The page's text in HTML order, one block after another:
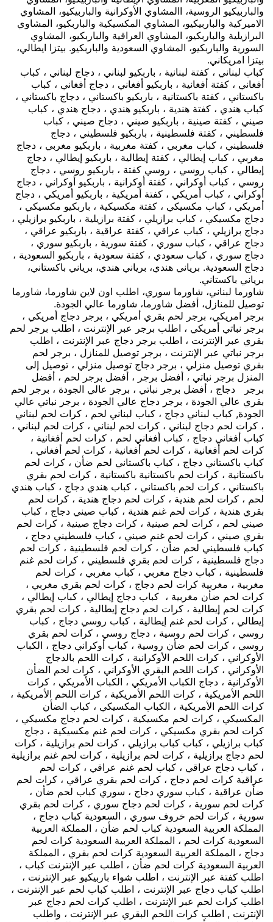
والباربيكيو الروسية، االمشاوي الأوكرانية والباربيكيو، المشاوي
الاميركية والباربيكيو، المشاوي المكسيكية والباربكيو، المشاوي
البرازيلية والباربكيو، المشاوي العراقية والباربكيو، المشاوي
السورية والباربكيو، المشاوي السعودية والباربكيو. بيتزا ايطالي،
بيتزا امريكاني.
كباب لبناني ، كفتة لبنانية ، باربكيو لبناني ، دجاج لبناني ، كباب
أفغاني ، كفتة أفغانية ، باربكيو أفغاني ، دجاج أفغاني ، كباب
باكستاني ، كفتة باكستانية ، باربكيو باكستاني ، دجاج باكستاني ،
كباب هندي ، كفتة هندية ، باربكيو هندي ، دجاج هندي ، كباب
صيني ، كفتة صينية ، باربكيو صيني ، دجاج صيني ، كباب
فلسطيني ، كفتة فلسطينية ، باربكيو فلسطيني ، دجاج
فلسطيني ، كباب مغربي ، كفتة مغربية ، باربكيو مغربي ، دجاج
مغربي ، كباب إيطالي ، كفتة إيطالية ، باربكيو إيطالي ، دجاج
إيطالي ، كباب روسي ، روسي كفتة ، باربكيو روسي ، دجاج
روسي ، كباب أوكراني ، كفتة أوكرانية ، باربكيو أوكراني ، دجاج
أوكراني ، كباب أمريكي ، كفتة أمريكية ، باربكيو أمريكي ، دجاج
أمريكي ، كباب مكسيكي ، كفتة مكسيكية ، باربكيو مكسيكي ،
دجاج مكسيكي ، كباب برازيلي ، كفتة برازيلية ، باربكيو برازيلي ،
دجاج برازيلي ، كباب عراقي ، كفتة عراقية ، باربكيو عراقي ،
دجاج عراقي ، كباب سوري ، كفتة سورية ، باربكيو سوري ،
دجاج سوري ، كباب سعودي ، كفتة سعودية ، باربكيو السعودية ،
دجاج السعودية. برياني هندي، برياني هندي، برياني باكستاني،
برياني باكستاني.
شاورما لبناني، شاورما سوري، اطلب اون لاين شاورما، شاورما
توصيل للمنازل، أفضل شاورما، شاورما عالي الجودة.
برجر امريكي، برجر لحم بقري أمريكي ، برجر دجاج أمريكي ،
برجر نباتي أمريكي ، اطلب برجر عبر الإنترنت ، اطلب برجر لحم
بقري عبر الإنترنت ، اطلب برجر دجاج عبر الإنترنت ، اطلب
برجر نباتي عبر الإنترنت ، برجر توصيل للمنازل ، برجر لحم
بقري توصيل منزلي ، برجر دجاج توصيل منزلي ، توصيل إلى
المنزل برجر نباتي ، أفضل برجر ، أفضل برجر لحم ، أفضل
برجر دجاج ، أفضل برجر نباتي ، برجر عالي الجودة ، برجر لحم
بقري عالي الجودة ، برجر دجاج عالي الجودة ، برجر نباتي عالي
الجودة, كباب لبناني دجاج ، كباب لبناني لحم ، كرات لحم لبناني
، كرات لحم دجاج لبناني ، كرات لحم لبناني ، كرات لحم لبناني ،
كباب أفغاني دجاج ، كباب أفغاني لحم ، كرات لحم أفغانية ،
كرات لحم أفغانية ، كرات لحم أفغانية ، كرات لحم أفغاني ،
كباب باكستاني دجاج ، كباب باكستاني لحم ضأن ، كرات لحم
باكستانية ، كرات لحم باكستانية باكستانية ، كرات لحم بقري
باكستاني ، كرات لحم باكستاني ، كباب هندي دجاج ، كباب هندي
لحم ، كرات لحم هندية ، كرات لحم دجاج هندية ، كرات لحم
بقري هندية ، كرات لحم غنم هندية ، كباب صيني دجاج ، كباب
صيني لحم ، كرات لحم صينية ، كرات دجاج صينية ، كرات لحم
بقري صيني ، كرات لحم غنم صيني ، كباب فلسطيني دجاج ،
كباب فلسطيني لحم ضأن ، كرات لحم فلسطينية ، كرات لحم
دجاج فلسطينية ، كرات لحم بقري فلسطيني ، كرات لحم غنم
فلسطينية ، كباب دجاج مغربي ، كباب مغربي ، كرات لحم
مغربية ، مغربية كرات لحم دجاج ، كرات لحم بقري مغربي ،
كرات لحم ضأن مغربية ، كباب دجاج إيطالي ، كباب إيطالي ،
كرات لحم إيطالية ، كرات لحم دجاج إيطالية ، كرات لحم بقري
إيطالي ، كرات لحم غنم إيطالية ، كباب روسي دجاج ، كباب
روسي ، كرات لحم روسية ، دجاج روسي ، كرات لحم بقري
روسي ، كرات لحم ضأن روسية ، كباب أوكراني دجاج ، الكباب
الأوكراني ، كرات اللحم الأوكرانية ، كرات اللحم بالدجاج
الأوكراني ، كرات اللحم البقري الأوكراني ، كرات لحم الضأن
الأوكرانية ، دجاج الكباب الأمريكي ، الكباب الأمريكي ، كرات
اللحم الأمريكية ، كرات اللحم الأمريكية ، كرات اللحم الأمريكية ،
كرات اللحم الأمريكية ، الكباب المكسيكي ، كباب الضأن
المكسيكي ، كرات لحم مكسيكية ، كرات لحم دجاج مكسيكي ،
كرات لحم بقري مكسيكي ، كرات لحم غنم مكسيكية ، دجاج
كباب برازيلي ، كباب كباب برازيلي ، كرات لحم برازيلية ، كرات
لحم دجاج برازيلية ، كرات لحم برازيلية ، كرات لحم غنم برازيلية
، كباب دجاج عراقي ، كباب لحم غنم عراقي ، كرات لحم
عراقية كرات لحم دجاج ، كرات لحم بقري عراقي ، كرات لحم
ضأن عراقية ، كباب سوري دجاج ، سوري كباب لحم ضأن ،
كرات لحم سورية ، كرات لحم دجاج سوري ، كرات لحم بقري
سورية ، كرات لحم خروف سوري ، السعودية كباب دجاج ،
المملكة العربية السعودية كباب لحم ضأن ، المملكة العربية
السعودية كرات لحم ، المملكة العربية السعودية كرات لحم
دجاج ، المملكة العربية السعودية كرات لحم بقري ، المملكة
العربية السعودية كرات لحم ضأن ، اطلب عبر الإنترنت كباب ،
اطلب كفتة عبر الإنترنت ، اطلب شواء باربيكيو عبر الإنترنت ،
اطلب كباب دجاج عبر الإنترنت ، اطلب كباب لحم عبر الإنترنت ،
اطلب كرات لحم عبر الإنترنت ، اطلب كرات لحم دجاج عبر
الإنترنت , اطلب كرات اللحم البقري عبر الإنترنت ، واطلب